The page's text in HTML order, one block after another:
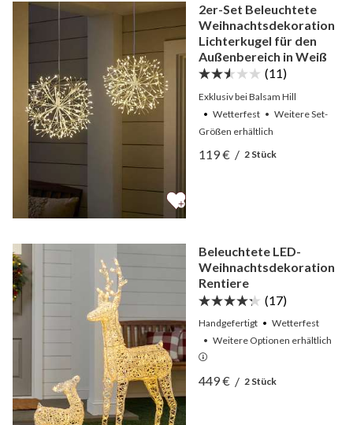
2er-Set Beleuchtete
Weihnachtsdekoration
Lichterkugel für den
Außenbereich in Weiß
(11)
Exklusiv bei Balsam Hill
Wetterfest • WeitereSet-
Größen erhältlich
Ansicht 2er-Set
Ansicht 2er-Set
119 €/ 2 Stück
Beleuchtete LED-
Weihnachtsdekoration
Rentiere
(17)
Handgefertigt
Wetterfest
• WeitereOptionen erhältlich
Ansicht Beleuchtete
Ansicht Beleuchtete
449 €/ 2 Stück